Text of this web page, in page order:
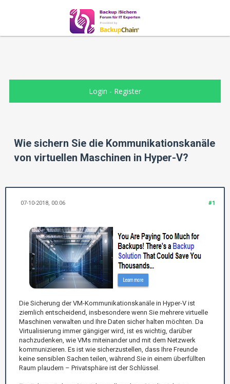
Login - Register
Wie sichern Sie die Kommunikationskanäle
von virtuellen Maschinen in Hyper-V?
#1
07-10-2018, 00:06
Die Sicherung der VM-Kommunikationskanäle in Hyper-V ist
ziemlich entscheidend, insbesondere wenn Sie mehrere virtuelle
Maschinen verwalten und Ihre Daten sicher halten möchten. Da
Virtualisierung immer gängiger wird, ist es wichtig, darüber
nachzudenken, wie VMs miteinander und mit dem Netzwerk
kommunizieren. Es ist wie sicherzustellen, dass Ihre Freunde
keine sensiblen Sachen teilen, während Sie in einem überfüllten
Raum plaudern – Privatsphäre ist der Schlüssel.